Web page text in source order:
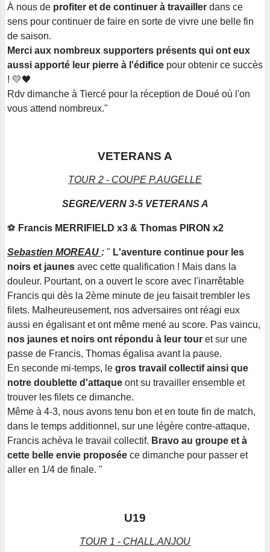
À nous de profiter et de continuer à travailler dans ce
sens pour continuer de faire en sorte de vivre une belle fin
de saison.
Merci aux nombreux supporters présents qui ont eux
aussi apporté leur pierre à l'édifice pour obtenir ce succès
! 💛🖤
Rdv dimanche à Tiercé pour la réception de Doué où l'on
vous attend nombreux."
VETERANS A
TOUR 2 - COUPE P.AUGELLE
SEGRE/VERN 3-5 VETERANS A
⚽ Francis MERRIFIELD x3 & Thomas PIRON x2
Sebastien MOREAU : " L'aventure continue pour les
noirs et jaunes avec cette qualification ! Mais dans la
douleur. Pourtant, on a ouvert le score avec l'inarrêtable
Francis qui dès la 2ème minute de jeu faisait trembler les
filets. Malheureusement, nos adversaires ont réagi eux
aussi en égalisant et ont même mené au score. Pas vaincu,
nos jaunes et noirs ont répondu à leur tour et sur une
passe de Francis, Thomas égalisa avant la pause.
En seconde mi-temps, le gros travail collectif ainsi que
notre doublette d'attaque ont su travailler ensemble et
trouver les filets ce dimanche.
Même à 4-3, nous avons tenu bon et en toute fin de match,
dans le temps additionnel, sur une légère contre-attaque,
Francis achèva le travail collectif. Bravo au groupe et à
cette belle envie proposée ce dimanche pour passer et
aller en 1/4 de finale. "
U19
TOUR 1 - CHALL.ANJOU